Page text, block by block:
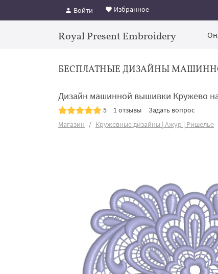
Войти Избранное
Royal Present Embroidery
БЕСПЛАТНЫЕ ДИЗАЙНЫ
Дизайн машинной вышивки Кружево
5 1 отзывы
Задать вопрос
Магазин
Кружевные дизайны | Ажур | Ришелье